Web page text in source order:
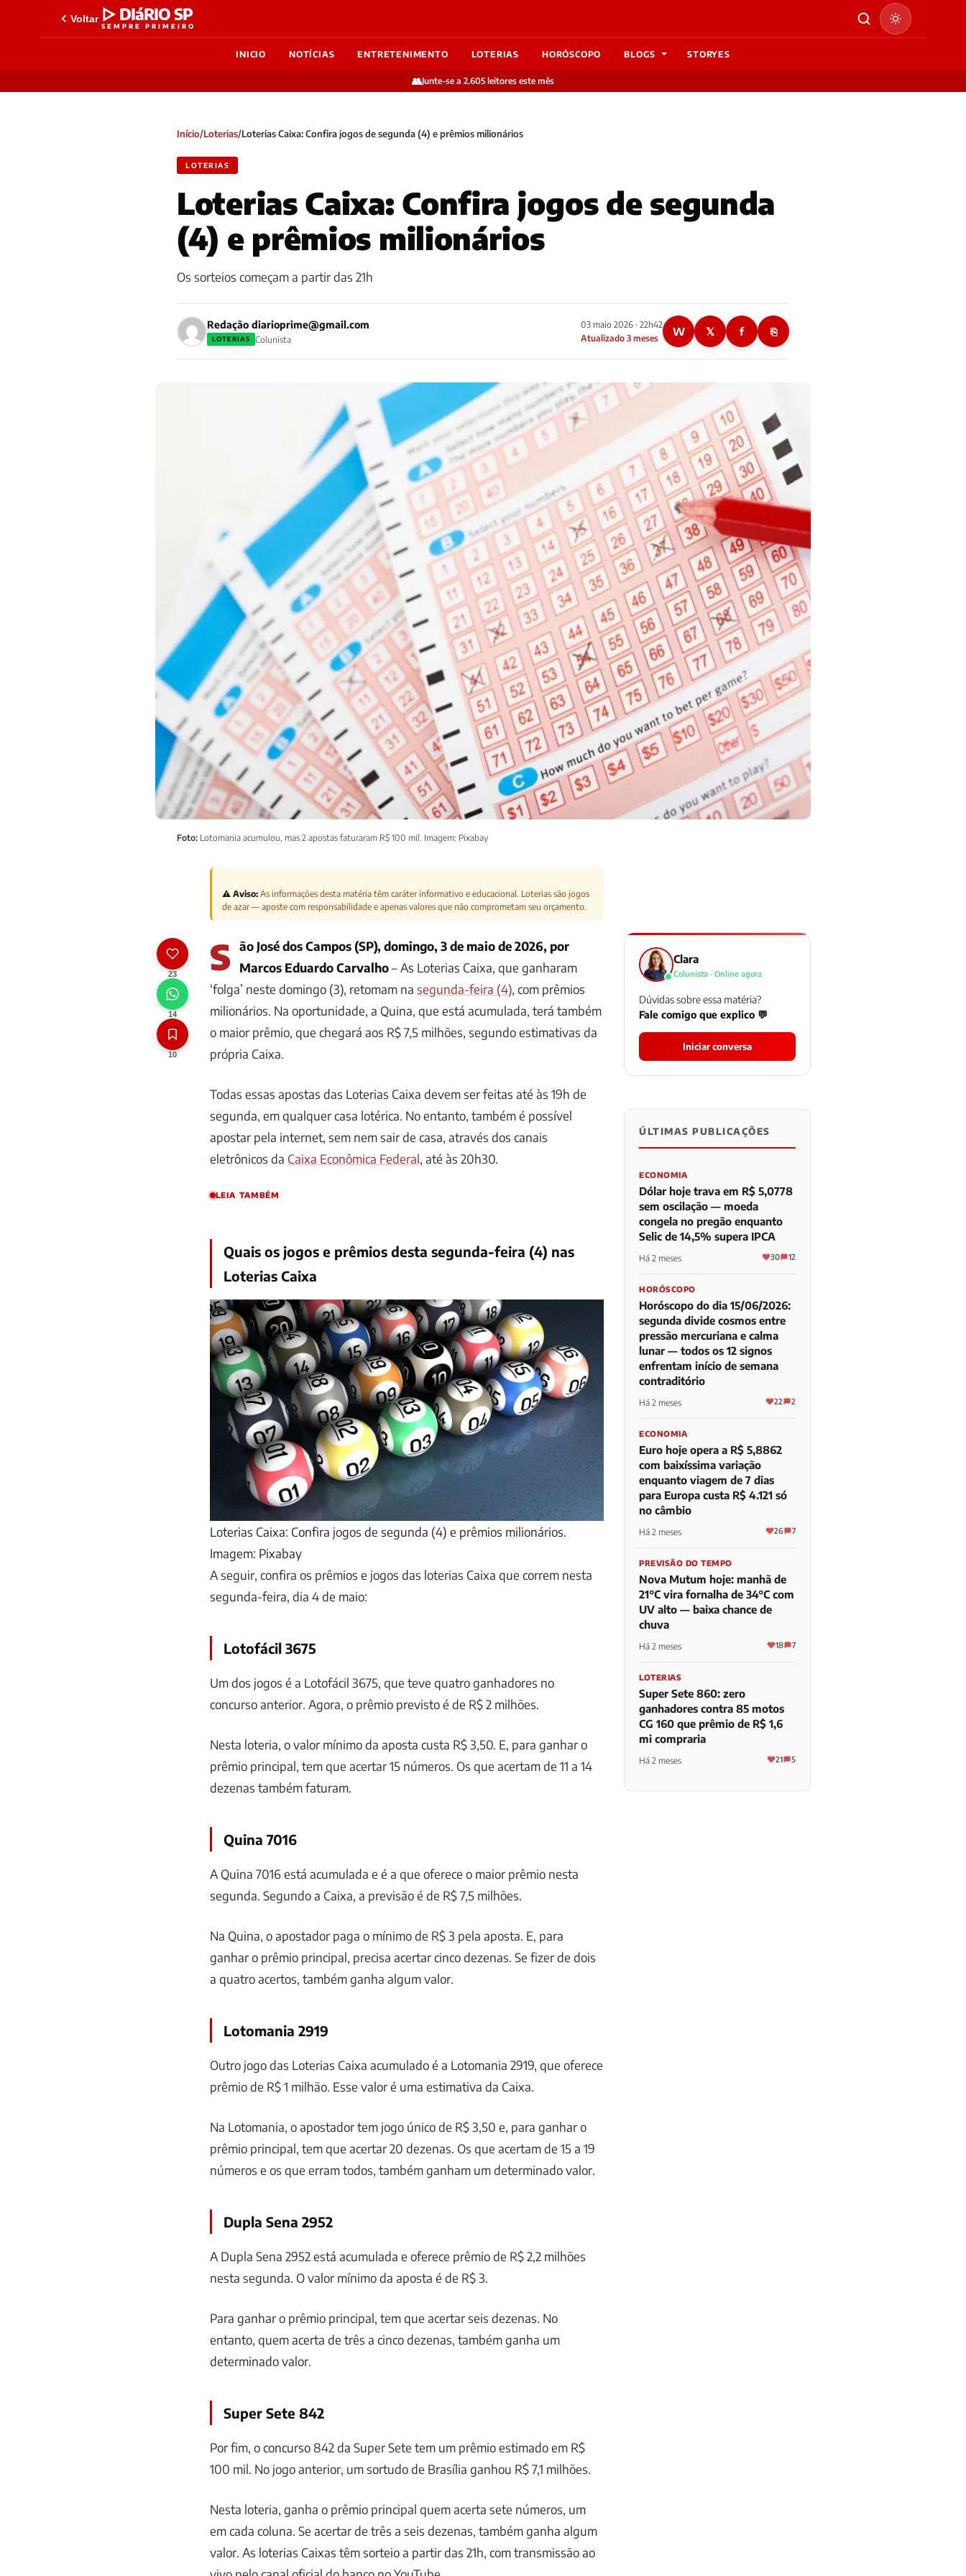
Voltar ▷ DIáRIO SP
SEMPRE PRIMEIRO
INICIO NOTÍCIAS ENTRETENIMENTO LOTERIAS HORÓSCOPO BLOGS STORYES
👥Junte-se a 2.605 leitores este mês
Início/Loterias/Loterias Caixa: Confira jogos de segunda (4) e prêmios milionários
LOTERIAS
Loterias Caixa: Confira jogos de segunda
(4) e prêmios milionários
Os sorteios começam a partir das 21h
Redação diarioprime@gmail.com
LOTERIAS Colunista
03 maio 2026 · 22h42
Atualizado 3 meses
W 𝕏 f ⎘
Foto: Lotomania acumulou, mas 2 apostas faturaram R$ 100 mil. Imagem: Pixabay
23
14
10
⚠️ Aviso: As informações desta matéria têm caráter informativo e educacional. Loterias são jogos
de azar — aposte com responsabilidade e apenas valores que não comprometam seu orçamento.
S ão José dos Campos (SP), domingo, 3 de maio de 2026, por
Marcos Eduardo Carvalho– As Loterias Caixa, que ganharam
‘folga’ neste domingo (3), retomam na segunda-feira (4), com prêmios
milionários. Na oportunidade, a Quina, que está acumulada, terá também
o maior prêmio, que chegará aos R$ 7,5 milhões, segundo estimativas da
própria Caixa.
Todas essas apostas das Loterias Caixa devem ser feitas até às 19h de
segunda, em qualquer casa lotérica. No entanto, também é possível
apostar pela internet, sem nem sair de casa, através dos canais
eletrônicos da Caixa Econômica Federal, até às 20h30.
LEIA TAMBÉM
Quais os jogos e prêmios desta segunda-feira (4) nas
Loterias Caixa
Loterias Caixa: Confira jogos de segunda (4) e prêmios milionários.
Imagem: Pixabay
A seguir, confira os prêmios e jogos das loterias Caixa que correm nesta
segunda-feira, dia 4 de maio:
Lotofácil 3675
Um dos jogos é a Lotofácil 3675, que teve quatro ganhadores no
concurso anterior. Agora, o prêmio previsto é de R$ 2 milhões.
Nesta loteria, o valor mínimo da aposta custa R$ 3,50. E, para ganhar o
prêmio principal, tem que acertar 15 números. Os que acertam de 11 a 14
dezenas também faturam.
Quina 7016
A Quina 7016 está acumulada e é a que oferece o maior prêmio nesta
segunda. Segundo a Caixa, a previsão é de R$ 7,5 milhões.
Na Quina, o apostador paga o mínimo de R$ 3 pela aposta. E, para
ganhar o prêmio principal, precisa acertar cinco dezenas. Se fizer de dois
a quatro acertos, também ganha algum valor.
Lotomania 2919
Outro jogo das Loterias Caixa acumulado é a Lotomania 2919, que oferece
prêmio de R$ 1 milhão. Esse valor é uma estimativa da Caixa.
Na Lotomania, o apostador tem jogo único de R$ 3,50 e, para ganhar o
prêmio principal, tem que acertar 20 dezenas. Os que acertam de 15 a 19
números e os que erram todos, também ganham um determinado valor.
Dupla Sena 2952
A Dupla Sena 2952 está acumulada e oferece prêmio de R$ 2,2 milhões
nesta segunda. O valor mínimo da aposta é de R$ 3.
Para ganhar o prêmio principal, tem que acertar seis dezenas. No
entanto, quem acerta de três a cinco dezenas, também ganha um
determinado valor.
Super Sete 842
Por fim, o concurso 842 da Super Sete tem um prêmio estimado em R$
100 mil. No jogo anterior, um sortudo de Brasília ganhou R$ 7,1 milhões.
Nesta loteria, ganha o prêmio principal quem acerta sete números, um
em cada coluna. Se acertar de três a seis dezenas, também ganha algum
valor. As loterias Caixas têm sorteio a partir das 21h, com transmissão ao
Clara
Colunista · Online agora
Dúvidas sobre essa matéria?
Fale comigo que explico 💬
Iniciar conversa
0 0 0
ÚLTIMAS PUBLICAÇÕES
ECONOMIA
Dólar hoje trava em R$ 5,0778
sem oscilação — moeda
congela no pregão enquanto
Selic de 14,5% supera IPCA
Há 2 meses 30 12
HORÓSCOPO
Horóscopo do dia 15/06/2026:
segunda divide cosmos entre
pressão mercuriana e calma
lunar — todos os 12 signos
enfrentam início de semana
contraditório
Há 2 meses 22 2
ECONOMIA
Euro hoje opera a R$ 5,8862
com baixíssima variação
enquanto viagem de 7 dias
para Europa custa R$ 4.121 só
no câmbio
Há 2 meses 26 7
PREVISÃO DO TEMPO
Nova Mutum hoje: manhã de
21°C vira fornalha de 34°C com
UV alto — baixa chance de
chuva
Há 2 meses 18 7
LOTERIAS
Super Sete 860: zero
ganhadores contra 85 motos
CG 160 que prêmio de R$ 1,6
mi compraria
Há 2 meses 21 5